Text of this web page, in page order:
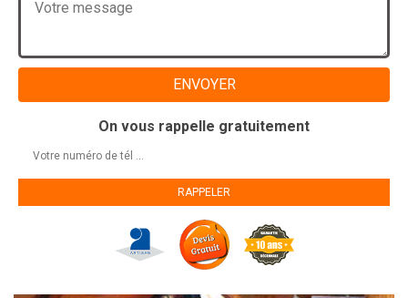
On vous rappelle gratuitement